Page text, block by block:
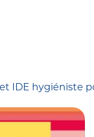
IDE hygiéniste